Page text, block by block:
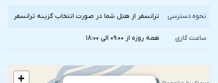
نحوه دسترسی ترانسفر از هتل شما در صورت انتخاب گزينه ترانسفر
ساعت کاری همه روزه از ۰۹:۰۰ الی ۱۸:۰۰
+